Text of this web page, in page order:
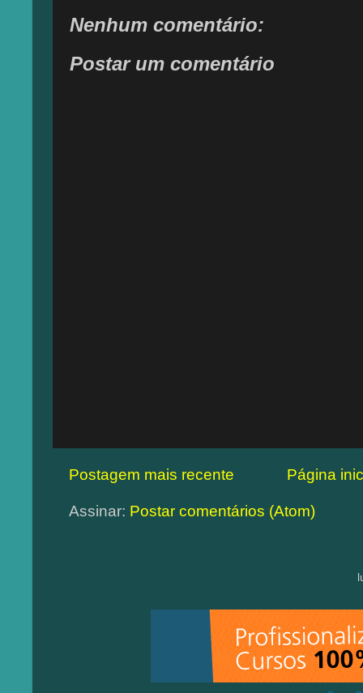
Nenhum comentário:
Postar um comentário
Postagem mais recente Página
Assinar: Postar comentários (Atom)